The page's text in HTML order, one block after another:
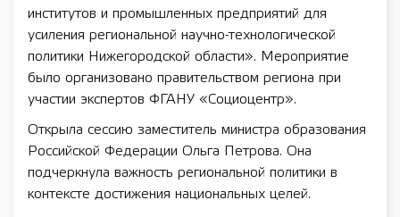
институтов и промышленных предприятий для
усиления региональной научно-технологической
политики Нижегородской области». Мероприятие
было организовано правительством региона при
участии экспертов ФГАНУ «Социоцентр».
Открыла сессию заместитель министра образования
Российской Федерации Ольга Петрова. Она
подчеркнула важность региональной политики в
контексте достижения национальных целей.